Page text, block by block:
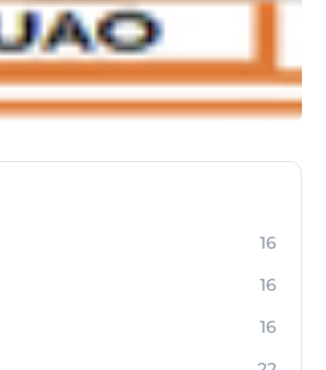
16
16
16